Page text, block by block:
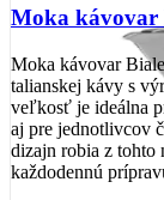
Moka kávovar
Moka kávovar
talianskej kávy s
veľkosť je ideálna
aj pre jednotlivcov
dizajn robia z
každodennú